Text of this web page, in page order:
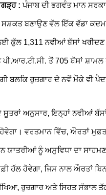
:ਪੰਜਾਬ ਦੀ ਭਗਵੰਤ ਮਾਨ
ਬਣਾਉਣ ਵੱਲ ਇੱਕ ਵੱਡਾ
ਕੁੱਲ 1,311 ਨਵੀਆਂ ਬੱਸਾਂ
ਤੋਂ 705 ਬੱਸਾਂ
ਬਲਕਿ ਰੁਜ਼ਗਾਰ ਦੇ ਨਵੇਂ ਮੌਕੇ ਵੀ
ਸੂਤਰਾਂ ਅਨੁਸਾਰ, ਇਨ੍ਹਾਂ ਨਵੀਆਂ
ਹੋਵੇਗਾ। ਵਰਤਮਾਨ ਵਿੱਚ, ਔਰਤਾਂ
ਯਾਤਰੀਆਂ ਨੂੰ ਅਸੁਵਿਧਾ ਦਾ
ਹੱਲ ਹੋਵੇਗਾ, ਜਿਸ ਨਾਲ ਔਰਤਾਂ
ਰੁਜ਼ਗਾਰ ਅਤੇ ਸਿਹਤ ਸੰਭਾਲ